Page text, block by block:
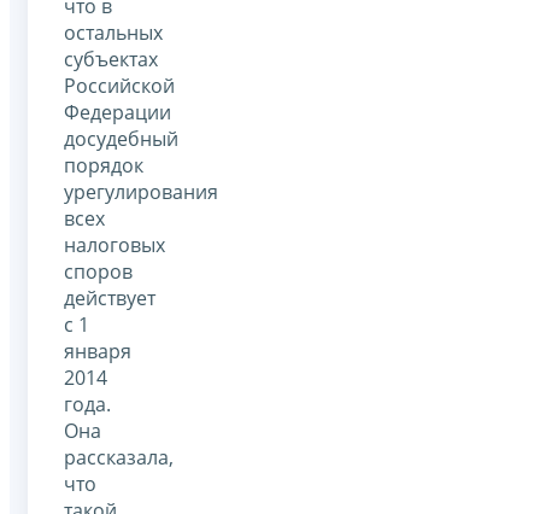
что в
остальных
субъектах
Российской
Федерации
досудебный
порядок
урегулирования
всех
налоговых
споров
действует
с 1
января
2014
года.
Она
рассказала,
что